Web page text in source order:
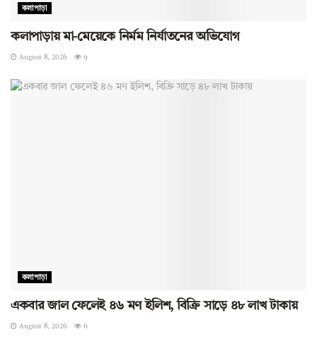
কলাপাড়া
কলাপাড়ায় মা-মেয়েকে নির্মম নির্যাতনের অভিযোগ
August 8, 2026 9
কলাপাড়া
একবার জাল ফেলেই ৪৬ মণ ইলিশ, বিক্রি সাড়ে ৪৮ লাখ টাকায়
August 8, 2026 6